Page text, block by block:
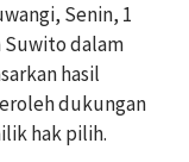
Senin, 1
Suwito dalam
hasil
dukungan
hak pilih.